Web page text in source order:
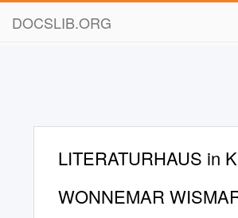
DOCSLIB.ORG
LITERATURHAUS in
WONNEMAR